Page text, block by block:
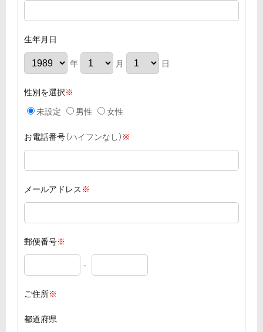
生年月日
年 月 日
性別 を選択※
未設定 男性 女性
お電話番号（ハイフンなし）※
メールアドレス ※
郵便番号※
-
ご住所※
都道府県